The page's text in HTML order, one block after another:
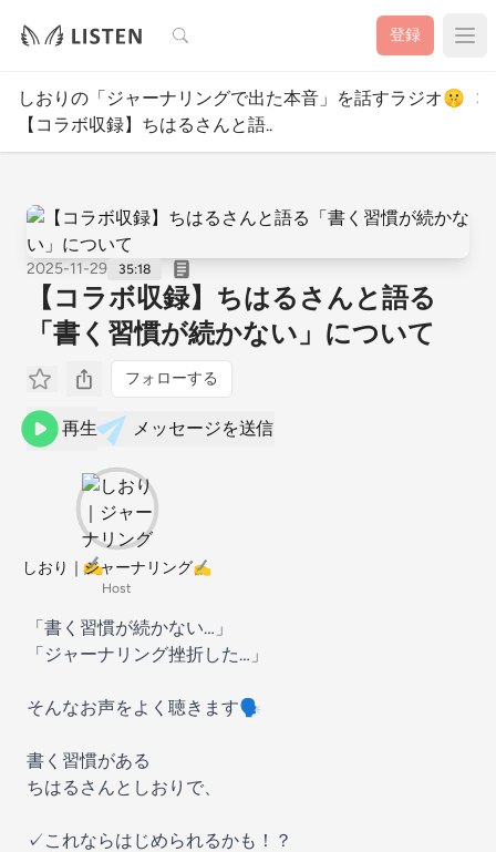
検索 登録
しおりの「ジャーナリングで出た本音」を話すラジオ🤫
【コラボ収録】ちはるさんと語..
2025-11-29 35:18
【コラボ収録】ちはるさんと語る
「書く習慣が続かない」について
フォローする
再生 メッセージを送信
しおり｜ジャーナリング✍️
Host
「書く習慣が続かない…」
「ジャーナリング挫折した…」
そんなお声をよく聴きます🗣️
書く習慣がある
ちはるさんとしおりで、
✓これならはじめられるかも！？